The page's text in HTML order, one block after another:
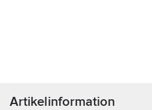
Artikelinformation